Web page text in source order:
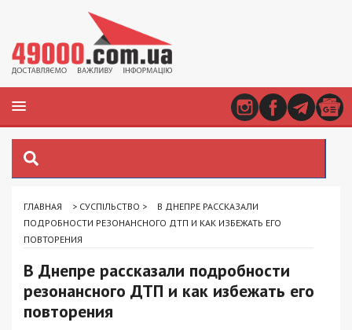
ГЛАВНАЯ > СУСПІЛЬСТВО >
В ДНЕПРЕ РАССКАЗАЛИ
ПОДРОБНОСТИ РЕЗОНАНСНОГО ДТП И КАК ИЗБЕЖАТЬ ЕГО
ПОВТОРЕНИЯ
В Днепре рассказали подробности
резонансного ДТП и как избежать его
повторения